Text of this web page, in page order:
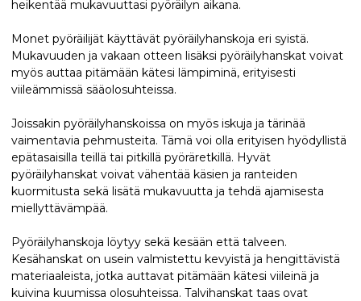
heikentää mukavuuttasi pyöräilyn aikana.
Monet pyöräilijät käyttävät pyöräilyhanskoja eri syistä.
Mukavuuden ja vakaan otteen lisäksi pyöräilyhanskat voivat
myös auttaa pitämään kätesi lämpiminä, erityisesti
viileämmissä sääolosuhteissa.
Joissakin pyöräilyhanskoissa on myös iskuja ja tärinää
vaimentavia pehmusteita. Tämä voi olla erityisen hyödyllistä
epätasaisilla teillä tai pitkillä pyöräretkillä. Hyvät
pyöräilyhanskat voivat vähentää käsien ja ranteiden
kuormitusta sekä lisätä mukavuutta ja tehdä ajamisesta
miellyttävämpää.
Pyöräilyhanskoja löytyy sekä kesään että talveen.
Kesähanskat on usein valmistettu kevyistä ja hengittävistä
materiaaleista, jotka auttavat pitämään kätesi viileinä ja
kuivina kuumissa olosuhteissa. Talvihanskat taas ovat